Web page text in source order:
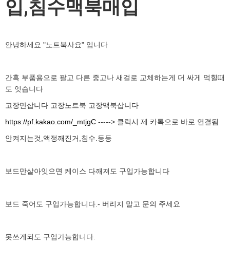
입,침수맥북매입
안녕하세요 "노트북사요" 입니다
간혹 부품용으로 팔고 다른 중고나 새걸로 교체하는게 더 싸게 먹힐때
도 잇습니다
고장만삽니다 고장노트북 고장맥북삽니다
https://pf.kakao.com/_mtjgC -----> 클릭시 제 카톡으로 바로 연결됨
안켜지는것,액정깨진거,침수.등등
보드만살아잇으면 케이스 다깨져도 구입가능합니다
보드 죽어도 구입가능합니다.- 버리지 말고 문의 주세요
못쓰게되도 구입가능합니다.